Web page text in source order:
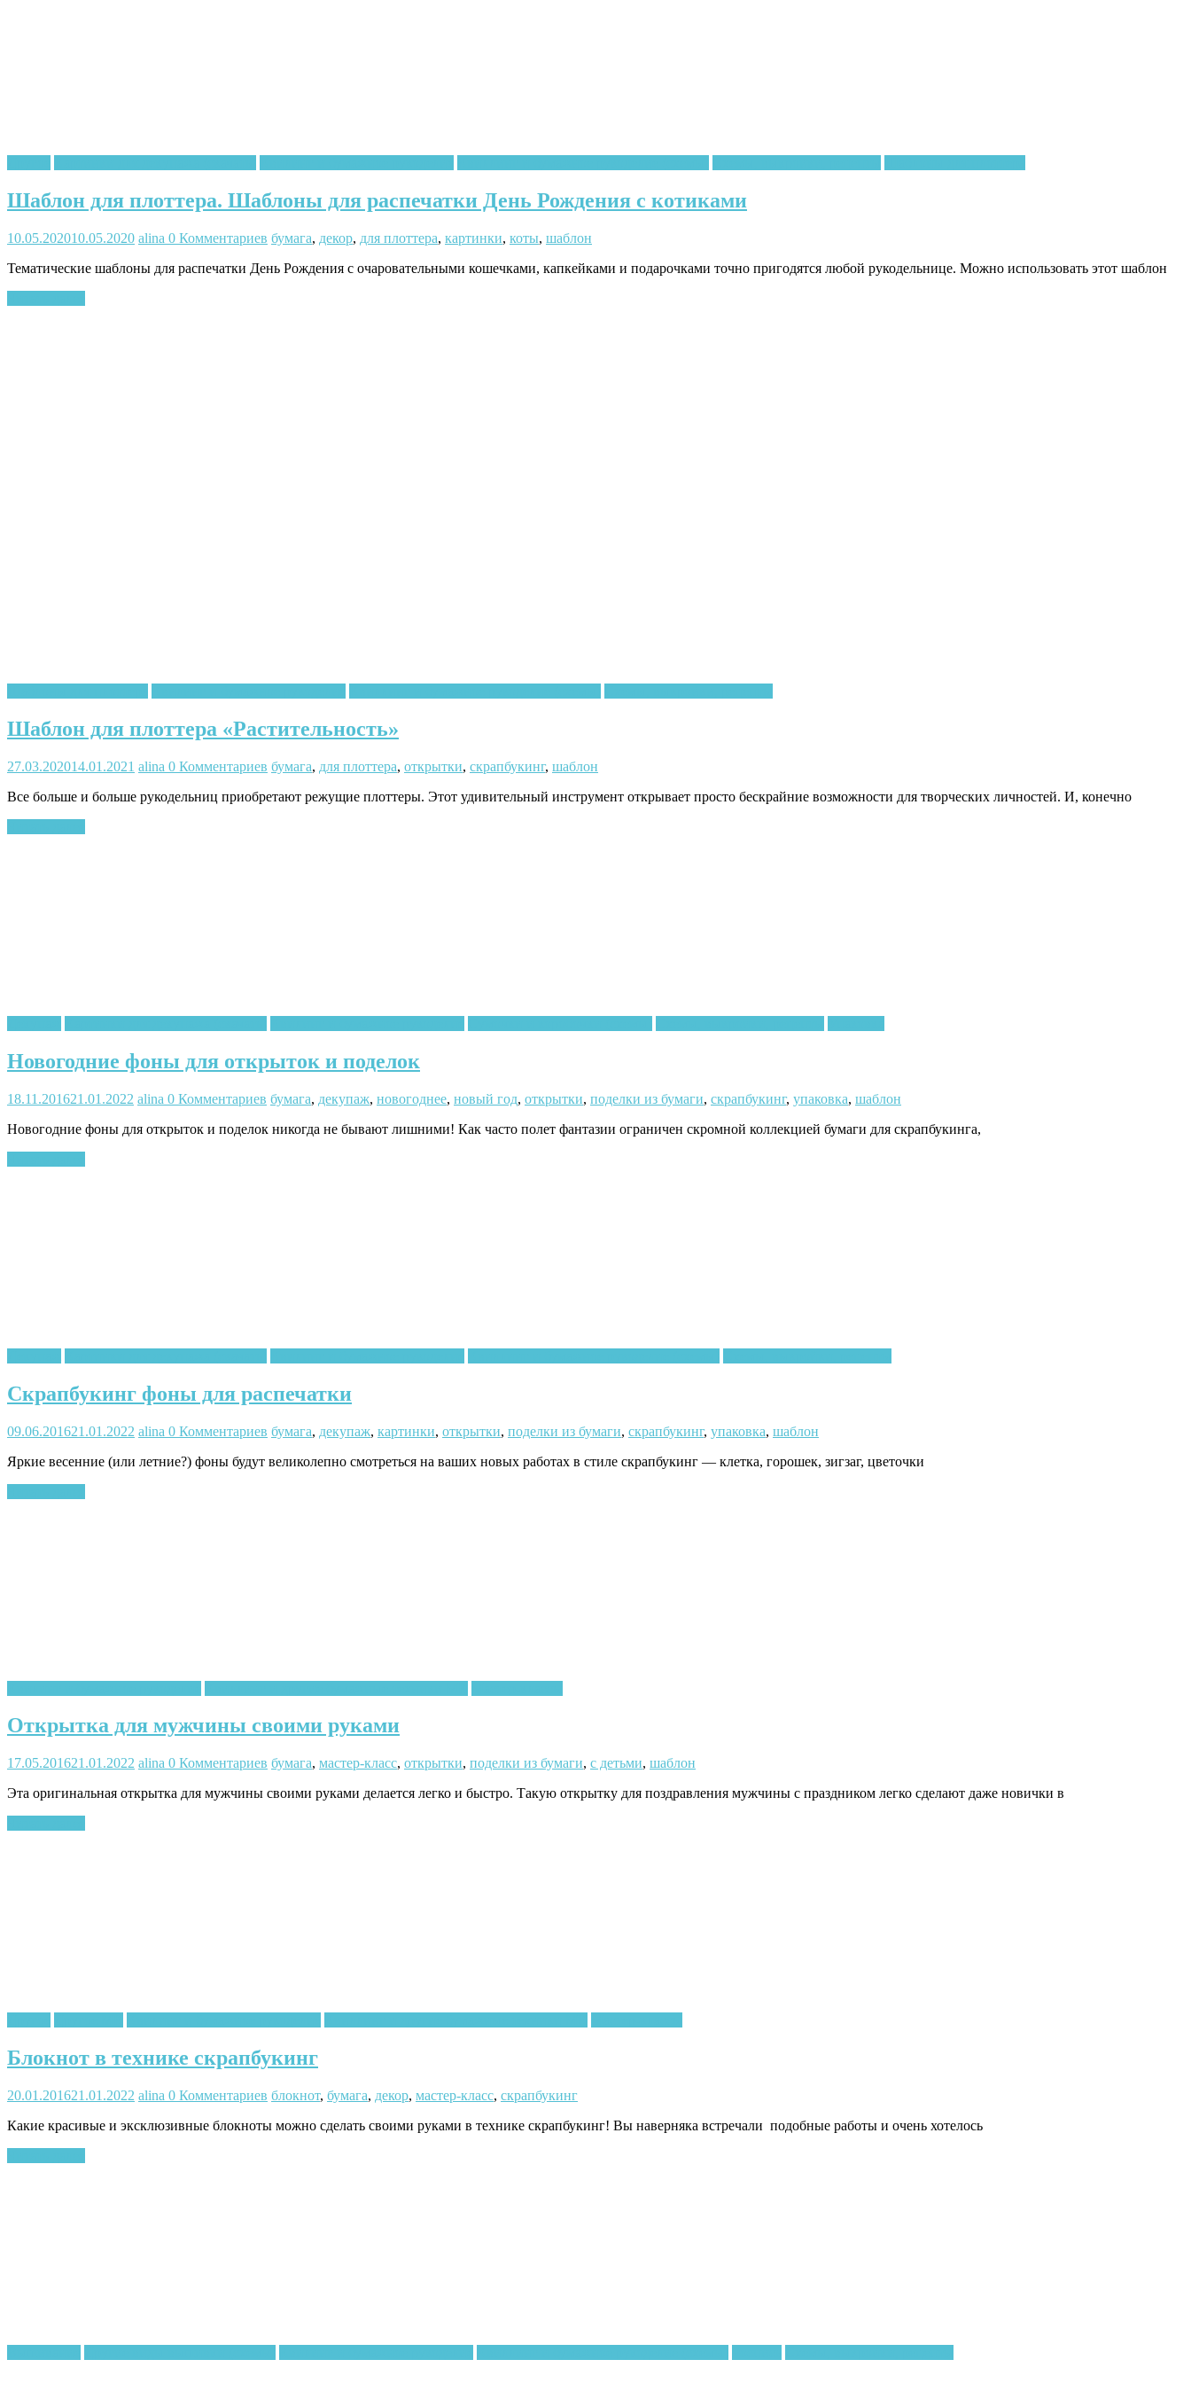
Шаблон для плоттера. Шаблоны для распечатки День Рождения с котиками
10.05.202010.05.2020 alina 0 Комментариев бумага, декор, для плоттера, картинки, коты, шаблон
Тематические шаблоны для распечатки День Рождения с очаровательными кошечками, капкейками и подарочками точно пригодятся любой рукодельнице. Можно использовать этот шаблон
Шаблон для плоттера «Растительность»
27.03.202014.01.2021 alina 0 Комментариев бумага, для плоттера, открытки, скрапбукинг, шаблон
Все больше и больше рукодельниц приобретают режущие плоттеры. Этот удивительный инструмент открывает просто бескрайние возможности для творческих личностей. И, конечно
Новогодние фоны для открыток и поделок
18.11.201621.01.2022 alina 0 Комментариев бумага, декупаж, новогоднее, новый год, открытки, поделки из бумаги, скрапбукинг, упаковка, шаблон
Новогодние фоны для открыток и поделок никогда не бывают лишними! Как часто полет фантазии ограничен скромной коллекцией бумаги для скрапбукинга,
Скрапбукинг фоны для распечатки
09.06.201621.01.2022 alina 0 Комментариев бумага, декупаж, картинки, открытки, поделки из бумаги, скрапбукинг, упаковка, шаблон
Яркие весенние (или летние?) фоны будут великолепно смотреться на ваших новых работах в стиле скрапбукинг — клетка, горошек, зигзаг, цветочки
Открытка для мужчины своими руками
17.05.201621.01.2022 alina 0 Комментариев бумага, мастер-класс, открытки, поделки из бумаги, с детьми, шаблон
Эта оригинальная открытка для мужчины своими руками делается легко и быстро. Такую открытку для поздравления мужчины с праздником легко сделают даже новички в
Блокнот в технике скрапбукинг
20.01.201621.01.2022 alina 0 Комментариев блокнот, бумага, декор, мастер-класс, скрапбукинг
Какие красивые и эксклюзивные блокноты можно сделать своими руками в технике скрапбукинг! Вы наверняка встречали подобные работы и очень хотелось